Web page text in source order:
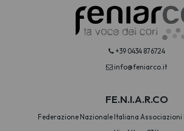
+39 0434 876724
info@feniarco.it
FE.N.I.A.R.CO
Federazione Nazionale Italiana Associazioni